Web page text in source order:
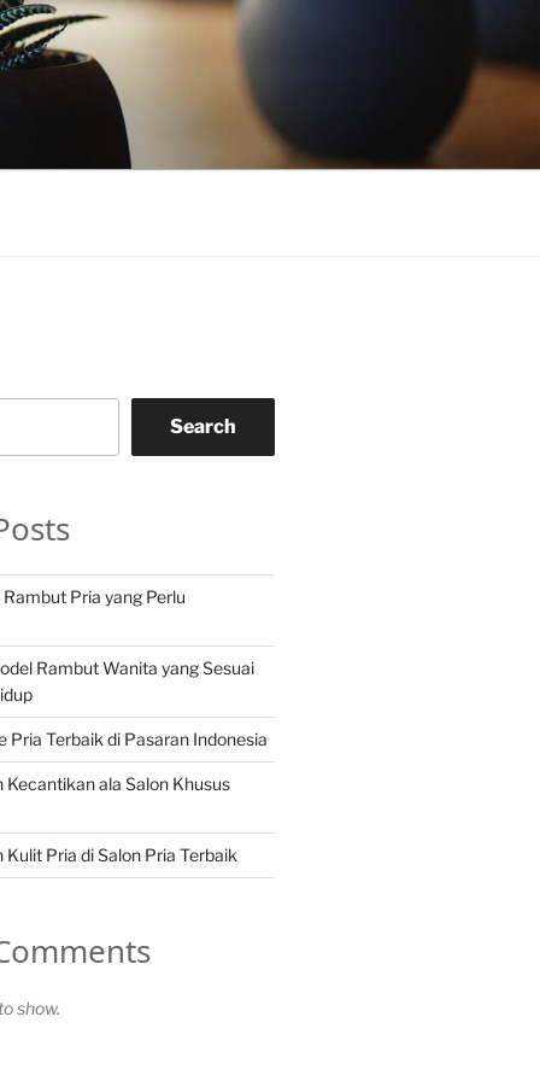
Search
Pria yang Perlu
Rambut Wanita yang Sesuai
Pria Terbaik di Pasaran Indonesia
Kecantikan ala Salon Khusus
Pria di Salon Pria Terbaik
show.